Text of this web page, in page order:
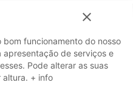
close
funcionamento do nosso
de serviços e
Pode alterar as suas
altura. + info